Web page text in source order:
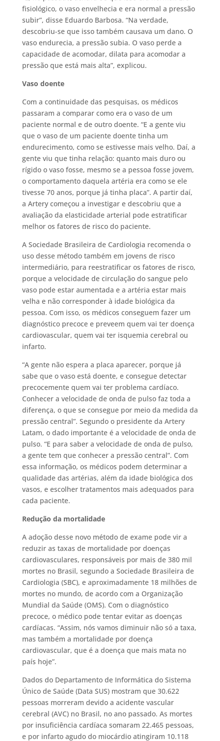
fisiológico, o vaso envelhecia e era normal a pressão
subir”, disse Eduardo Barbosa. “Na verdade,
descobriu-se que isso também causava um dano. O
vaso endurecia, a pressão subia. O vaso perde a
capacidade de acomodar, dilata para acomodar a
pressão que está mais alta”, explicou.
Vaso doente
Com a continuidade das pesquisas, os médicos
passaram a comparar como era o vaso de um
paciente normal e de outro doente. “E a gente viu
que o vaso de um paciente doente tinha um
endurecimento, como se estivesse mais velho. Daí, a
gente viu que tinha relação: quanto mais duro ou
rígido o vaso fosse, mesmo se a pessoa fosse jovem,
o comportamento daquela artéria era como se ele
tivesse 70 anos, porque já tinha placa”. A partir daí,
a Artery começou a investigar e descobriu que a
avaliação da elasticidade arterial pode estratificar
melhor os fatores de risco do paciente.
A Sociedade Brasileira de Cardiologia recomenda o
uso desse método também em jovens de risco
intermediário, para reestratificar os fatores de risco,
porque a velocidade de circulação do sangue pelo
vaso pode estar aumentada e a artéria estar mais
velha e não corresponder à idade biológica da
pessoa. Com isso, os médicos conseguem fazer um
diagnóstico precoce e preveem quem vai ter doença
cardiovascular, quem vai ter isquemia cerebral ou
infarto.
“A gente não espera a placa aparecer, porque já
sabe que o vaso está doente, e consegue detectar
precocemente quem vai ter problema cardíaco.
Conhecer a velocidade de onda de pulso faz toda a
diferença, o que se consegue por meio da medida da
pressão central”. Segundo o presidente da Artery
Latam, o dado importante é a velocidade de onda de
pulso. “E para saber a velocidade de onda de pulso,
a gente tem que conhecer a pressão central”. Com
essa informação, os médicos podem determinar a
qualidade das artérias, além da idade biológica dos
vasos, e escolher tratamentos mais adequados para
cada paciente.
Redução da mortalidade
A adoção desse novo método de exame pode vir a
reduzir as taxas de mortalidade por doenças
cardiovasculares, responsáveis por mais de 380 mil
mortes no Brasil, segundo a Sociedade Brasileira de
Cardiologia (SBC), e aproximadamente 18 milhões de
mortes no mundo, de acordo com a Organização
Mundial da Saúde (OMS). Com o diagnóstico
precoce, o médico pode tentar evitar as doenças
cardíacas. “Assim, nós vamos diminuir não só a taxa,
mas também a mortalidade por doença
cardiovascular, que é a doença que mais mata no
país hoje”.
Dados do Departamento de Informática do Sistema
Único de Saúde (Data SUS) mostram que 30.622
pessoas morreram devido a acidente vascular
cerebral (AVC) no Brasil, no ano passado. As mortes
por insuficiência cardíaca somaram 22.465 pessoas,
e por infarto agudo do miocárdio atingiram 10.118